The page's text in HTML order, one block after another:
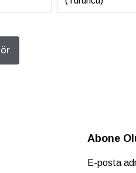
Abone
E-posta